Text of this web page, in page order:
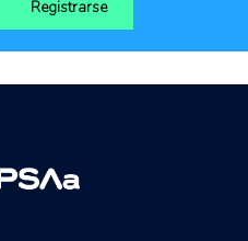
Registrarse